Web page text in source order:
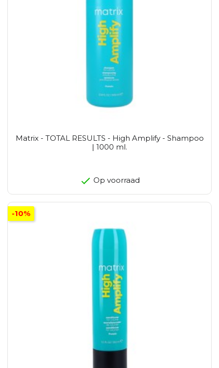
Matrix - TOTAL RESULTS - High Amplify - Shampoo
| 1000 ml.
Op voorraad
-10%